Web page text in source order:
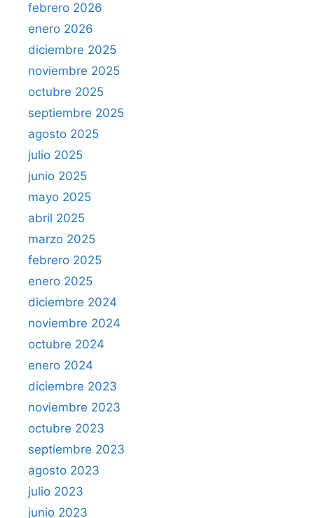
febrero 2026
enero 2026
diciembre 2025
noviembre 2025
octubre 2025
septiembre 2025
agosto 2025
julio 2025
junio 2025
mayo 2025
abril 2025
marzo 2025
febrero 2025
enero 2025
diciembre 2024
noviembre 2024
octubre 2024
enero 2024
diciembre 2023
noviembre 2023
octubre 2023
septiembre 2023
agosto 2023
julio 2023
junio 2023